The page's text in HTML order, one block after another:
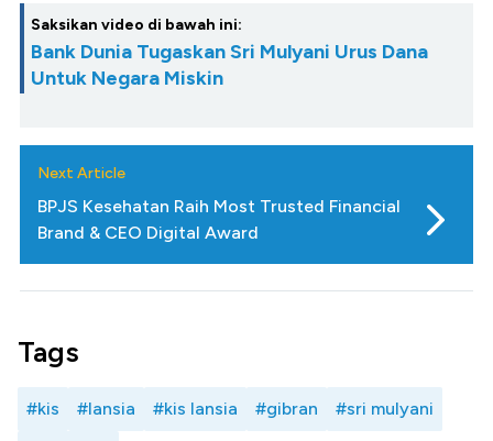
Saksikan video di bawah ini:
Bank Dunia Tugaskan Sri Mulyani Urus Dana
Untuk Negara Miskin
Next Article
BPJS Kesehatan Raih Most Trusted Financial
Brand & CEO Digital Award
Tags
#kis #lansia #kis lansia #gibran #sri mulyani